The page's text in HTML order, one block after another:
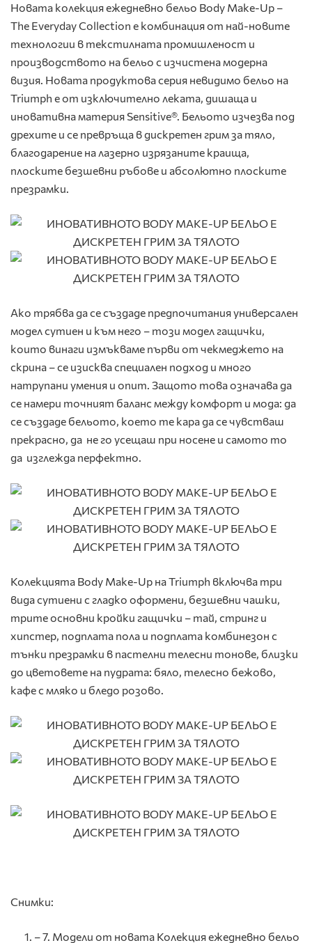
Новата колекция ежедневно бельо Body Make-Up –
The Everyday Collection е комбинация от най-новите
технологии в текстилната промишленост и
производството на бельо с изчистена модерна
визия. Новата продуктова серия невидимо бельо на
Triumph е от изключително леката, дишаща и
иновативна материя Sensitive®. Бельото изчезва под
дрехите и се превръща в дискретен грим за тяло,
благодарение на лазерно изрязаните краища,
плоските безшевни ръбове и абсолютно плоските
презрамки.
Ако трябва да се създаде предпочитания универсален
модел сутиен и към него – този модел гащички,
които винаги измъкваме първи от чекмеджето на
скрина – се изисква специален подход и много
натрупани умения и опит. Защото това означава да
се намери точният баланс между комфорт и мода: да
се създаде бельото, което те кара да се чувстваш
прекрасно, да не го усещаш при носене и самото то
да изглежда перфектно.
Колекцията Body Make-Up на Triumph включва три
вида сутиени с гладко оформени, безшевни чашки,
трите основни кройки гащички – тай, стринг и
хипстер, подплата пола и подплата комбинезон с
тънки презрамки в пастелни телесни тонове, близки
до цветовете на пудрата: бяло, телесно бежово,
кафе с мляко и бледо розово.
Снимки:
– 7. Модели от новата Колекция ежедневно бельо